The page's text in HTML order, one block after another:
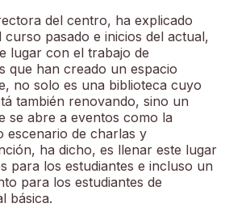
del centro, ha explicado
curso pasado e inicios del actual,
lugar con el trabajo de
que han creado un espacio
no solo es una biblioteca cuyo
también renovando, sino un
se abre a eventos como la
escenario de charlas y
ha dicho, es llenar este lugar
para los estudiantes e incluso un
para los estudiantes de
básica.